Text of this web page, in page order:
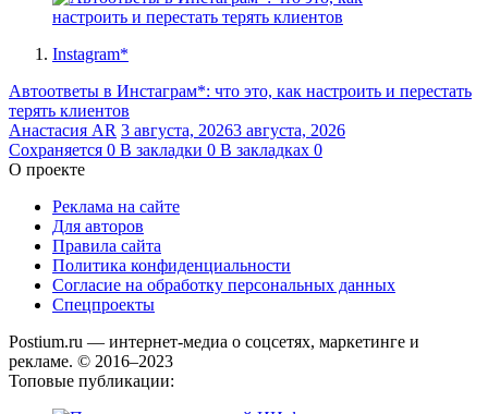
Instagram*
Автоответы в Инстаграм*: что это, как настроить и перестать
терять клиентов
Анастасия AR 3 августа, 20263 августа, 2026
Сохраняется 0 В закладки 0 В закладках 0
О проекте
Реклама на сайте
Для авторов
Правила сайта
Политика конфиденциальности
Согласие на обработку персональных данных
Спецпроекты
Postium.ru — интернет-медиа о соцсетях, маркетинге и
рекламе. © 2016–2023
Топовые публикации: